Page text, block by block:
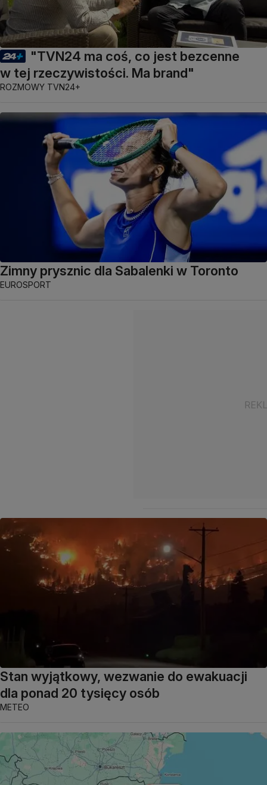
"TVN24 ma coś, co jest bezcenne
w tej rzeczywistości. Ma brand"
ROZMOWY TVN24+
Zimny prysznic dla Sabalenki w Toronto
EUROSPORT
Stan wyjątkowy, wezwanie do ewakuacji
dla ponad 20 tysięcy osób
METEO